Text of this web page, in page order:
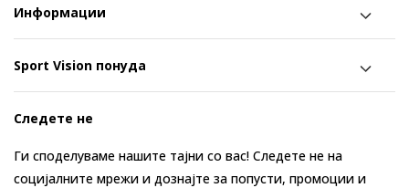
Информации
Sport Vision понуда
Следете не
Ги споделуваме нашите тајни со вас! Следете не на
социјалните мрежи и дознајте за попусти, промоции и